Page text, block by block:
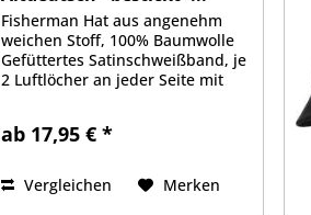
Fisherman Hat aus angenehm
weichen Stoff, 100% Baumwolle
Gefüttertes Satinschweißband, je
2 Luftlöcher an jeder Seite mit
S/M (ca. 56cm Kopfumfang) oder
ab 17,95 € *
Vergleichen Merken